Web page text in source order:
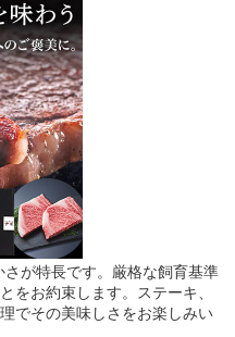
さが特長です。厳格な飼育基準
をお約束します。ステーキ、
でその美味しさをお楽しみい